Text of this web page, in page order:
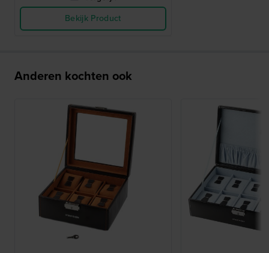
Bekijk Product
Anderen kochten ook